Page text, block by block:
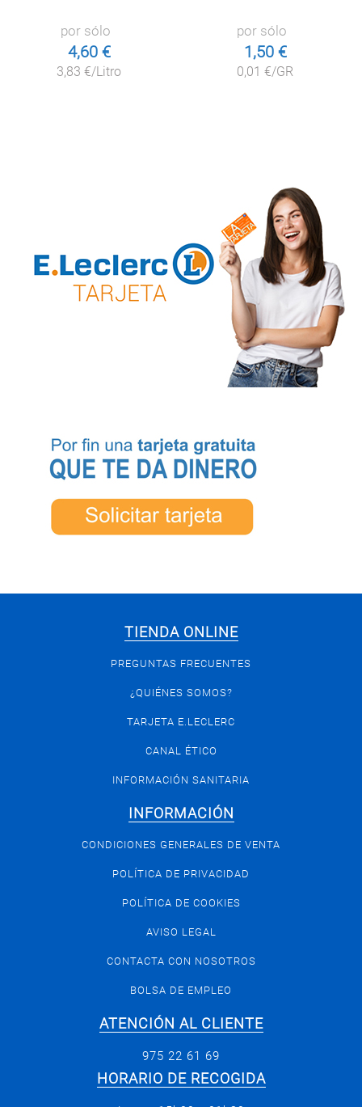
por sólo
4,60 €
3,83 €/Litro
por sólo
1,50 €
0,01 €/GR
TIENDA ONLINE
PREGUNTAS FRECUENTES
¿QUIÉNES SOMOS?
TARJETA E.LECLERC
CANAL ÉTICO
INFORMACIÓN SANITARIA
INFORMACIÓN
CONDICIONES GENERALES DE VENTA
POLÍTICA DE PRIVACIDAD
POLÍTICA DE COOKIES
AVISO LEGAL
CONTACTA CON NOSOTROS
BOLSA DE EMPLEO
ATENCIÓN AL CLIENTE
975 22 61 69
HORARIO DE RECOGIDA